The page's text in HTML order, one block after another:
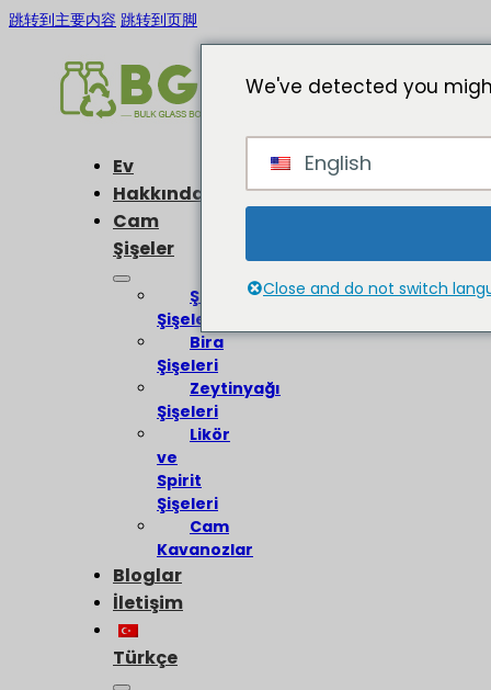
跳转到主要内容 跳转到页脚
Ev
Hakkında
Cam
Şişeler
Şarap
Şişeleri
Bira
Şişeleri
Zeytinyağı
Şişeleri
Likör
ve
Spirit
Şişeleri
Cam
Kavanozlar
Bloglar
İletişim
Türkçe
We've detected you
English
Close and do not switch